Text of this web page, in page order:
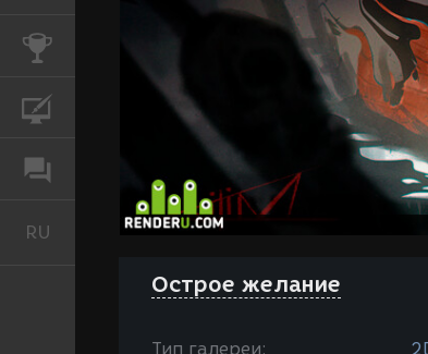
RU Русский
Острое желание
Тип галереи: